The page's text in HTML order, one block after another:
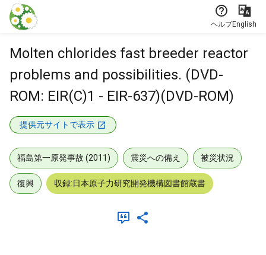
本文に飛ぶ
ヘルプEnglish
Molten chlorides fast breeder reactor
problems and possibilities. (DVD-
ROM: EIR(C)1 - EIR-637)(DVD-ROM)
提供元サイトで表示
福島第一原発事故 (2011) 震災への備え 被災状況
復興 収録:日本原子力研究開発機構図書館蔵書